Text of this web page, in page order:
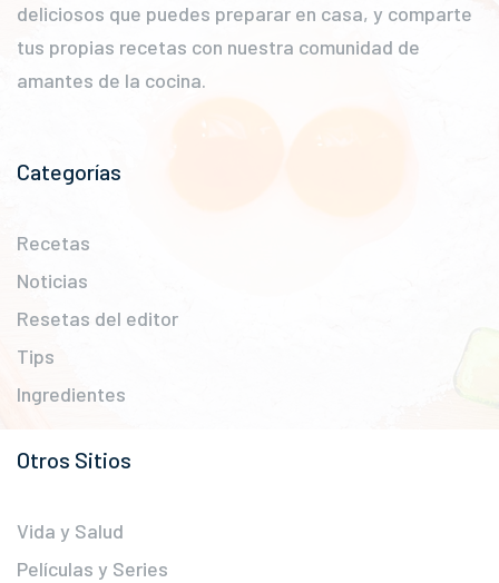
deliciosos que puedes preparar en casa, y comparte
tus propias recetas con nuestra comunidad de
amantes de la cocina.
Categorías
Recetas
Noticias
Resetas del editor
Tips
Ingredientes
Otros Sitios
Vida y Salud
Películas y Series